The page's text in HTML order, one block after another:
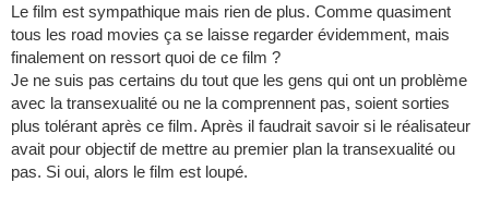
Le film est sympathique mais rien de plus. Comme quasiment
tous les road movies ça se laisse regarder évidemment, mais
finalement on ressort quoi de ce film ?
Je ne suis pas certains du tout que les gens qui ont un problème
avec la transexualité ou ne la comprennent pas, soient sorties
plus tolérant après ce film. Après il faudrait savoir si le réalisateur
avait pour objectif de mettre au premier plan la transexualité ou
pas. Si oui, alors le film est loupé.